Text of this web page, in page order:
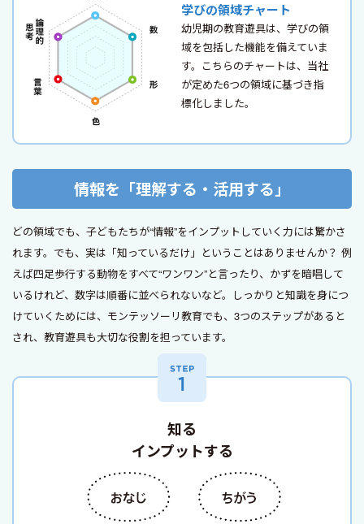
学びの領域チャート
幼児期の教育遊具は、学びの領
域を包括した機能を備えていま
す。こちらのチャートは、当社
が定めた6つの領域に基づき指
標化しました。
情報を「理解する・活用する」
どの領域でも、子どもたちが“情報”をインプットしていく力には驚かさ
れます。でも、実は「知っているだけ」ということはありませんか？ 例
えば四足歩行する動物をすべて“ワンワン”と言ったり、かずを暗唱して
いるけれど、数字は順番に並べられないなど。しっかりと知識を身につ
けていくためには、モンテッソーリ教育でも、3つのステップがあると
され、教育遊具も大切な役割を担っています。
知る
インプットする